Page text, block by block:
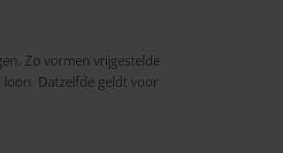
Zo vormen vrijgestelde
loon. Datzelfde geldt voor